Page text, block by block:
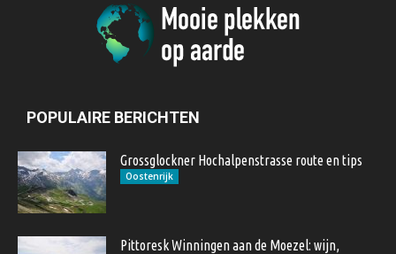
POPULAIRE BERICHTEN
Grossglockner Hochalpenstrasse route en tips
Oostenrijk
Pittoresk Winningen aan de Moezel: wijn,